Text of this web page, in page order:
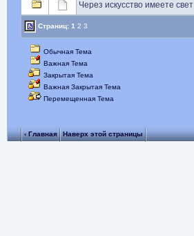
Через искусство имеете свет
Страниц: 1 2 3
Обычная Тема
Важная Тема
Закрытая Тема
Важная Закрытая Тема
Перемещенная Тема
‹ Главная Наверх этой страницы